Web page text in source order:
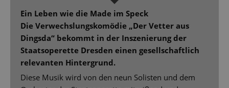
Ein Leben wie die Made im Speck
Die Verwechslungskomödie „Der Vetter aus
Dingsda“ bekommt in der Inszenierung der
Staatsoperette Dresden einen gesellschaftlich
relevanten Hintergrund.
Diese Musik wird von den neun Solisten und dem